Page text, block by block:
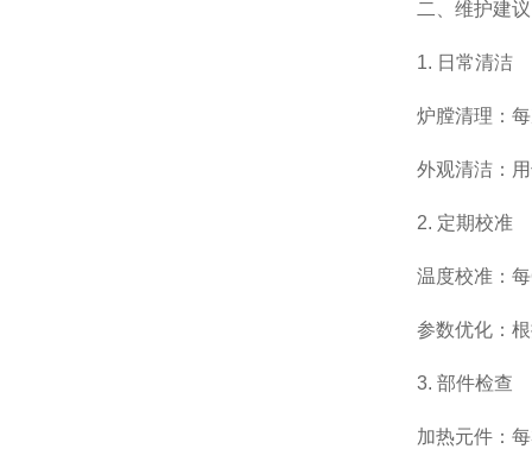
二、维护建议
1. 日常清洁
炉膛清理：
外观清洁：
2. 定期校准
温度校准：
参数优化：
3. 部件检查
加热元件：